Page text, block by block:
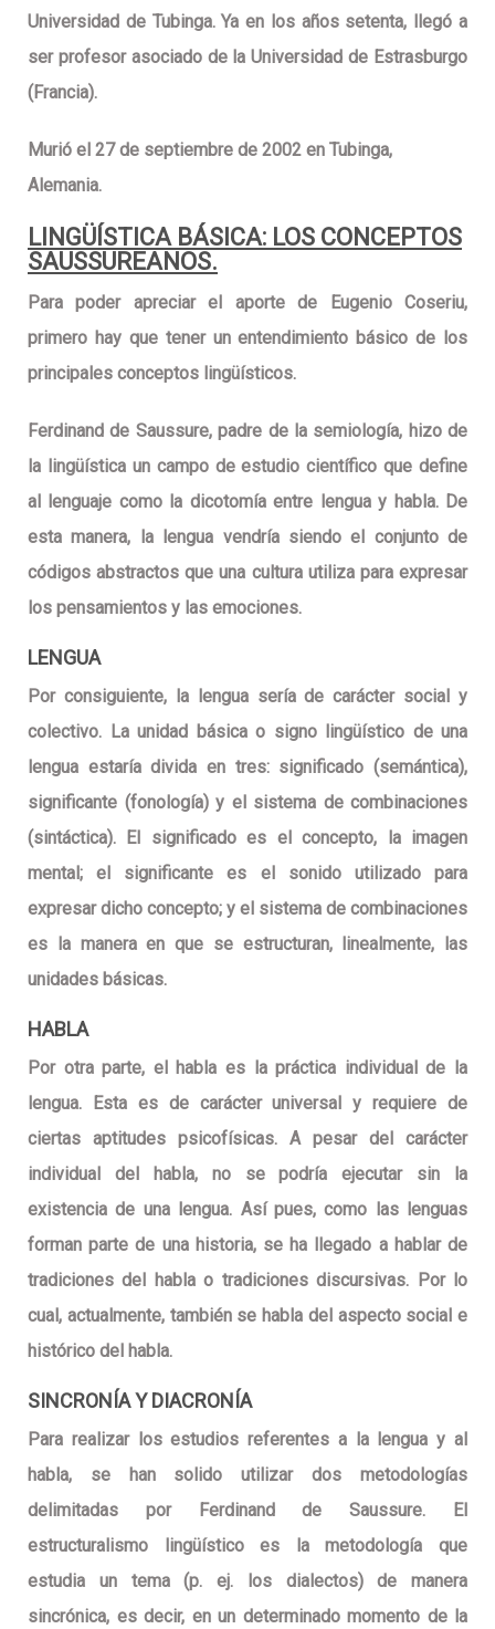
Universidad de Tubinga. Ya en los años setenta, llegó a
ser profesor asociado de la Universidad de Estrasburgo
(Francia).
Murió el 27 de septiembre de 2002 en Tubinga,
Alemania.
LINGÜÍSTICA BÁSICA: LOS CONCEPTOS
SAUSSUREANOS.
Para poder apreciar el aporte de Eugenio Coseriu,
primero hay que tener un entendimiento básico de los
principales conceptos lingüísticos.
Ferdinand de Saussure, padre de la semiología, hizo de
la lingüística un campo de estudio científico que define
al lenguaje como la dicotomía entre lengua y habla. De
esta manera, la lengua vendría siendo el conjunto de
códigos abstractos que una cultura utiliza para expresar
los pensamientos y las emociones.
LENGUA
Por consiguiente, la lengua sería de carácter social y
colectivo. La unidad básica o signo lingüístico de una
lengua estaría divida en tres: significado (semántica),
significante (fonología) y el sistema de combinaciones
(sintáctica). El significado es el concepto, la imagen
mental; el significante es el sonido utilizado para
expresar dicho concepto; y el sistema de combinaciones
es la manera en que se estructuran, linealmente, las
unidades básicas.
HABLA
Por otra parte, el habla es la práctica individual de la
lengua. Esta es de carácter universal y requiere de
ciertas aptitudes psicofísicas. A pesar del carácter
individual del habla, no se podría ejecutar sin la
existencia de una lengua. Así pues, como las lenguas
forman parte de una historia, se ha llegado a hablar de
tradiciones del habla o tradiciones discursivas. Por lo
cual, actualmente, también se habla del aspecto social e
histórico del habla.
SINCRONÍA Y DIACRONÍA
Para realizar los estudios referentes a la lengua y al
habla, se han solido utilizar dos metodologías
delimitadas por Ferdinand de Saussure. El
estructuralismo lingüístico es la metodología que
estudia un tema (p. ej. los dialectos) de manera
sincrónica, es decir, en un determinado momento de la